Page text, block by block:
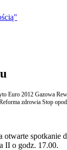
Euro 2012 Gazowa
zdrowia Stop
otwarte
II o godz. 17.00.